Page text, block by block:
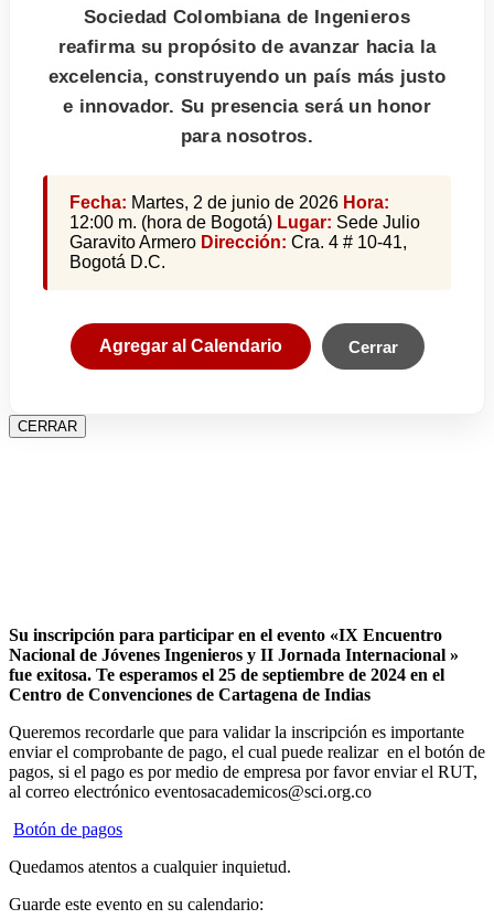
Sociedad Colombiana de Ingenieros
reafirma su propósito de avanzar hacia la
excelencia, construyendo un país más justo
e innovador. Su presencia será un honor
para nosotros.
Fecha: Martes, 2 de junio de 2026 Hora:
12:00 m. (hora de Bogotá) Lugar: Sede Julio
Garavito Armero Dirección: Cra. 4 # 10-41,
Bogotá D.C.
Agregar al Calendario Cerrar
CERRAR
Su inscripción para participar en el evento «IX Encuentro
Nacional de Jóvenes Ingenieros y II Jornada Internacional »
fue exitosa. Te esperamos el 25 de septiembre de 2024 en el
Centro de Convenciones de Cartagena de Indias
Queremos recordarle que para validar la inscripción es importante
enviar el comprobante de pago, el cual puede realizar en el botón de
pagos, si el pago es por medio de empresa por favor enviar el RUT,
al correo electrónico eventosacademicos@sci.org.co
Botón de pagos
Quedamos atentos a cualquier inquietud.
Guarde este evento en su calendario: